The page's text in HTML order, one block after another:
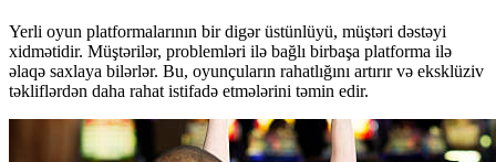
Yerli oyun platformalarının bir digər üstünlüyü, müştəri dəstəyi
xidmətidir. Müştərilər, problemləri ilə bağlı birbaşa platforma ilə
əlaqə saxlaya bilərlər. Bu, oyunçuların rahatlığını artırır və eksklüziv
təkliflərdən daha rahat istifadə etmələrini təmin edir.